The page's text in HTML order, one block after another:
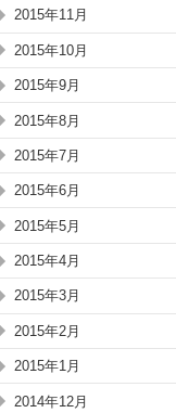
2015年11月
2015年10月
2015年9月
2015年8月
2015年7月
2015年6月
2015年5月
2015年4月
2015年3月
2015年2月
2015年1月
2014年12月